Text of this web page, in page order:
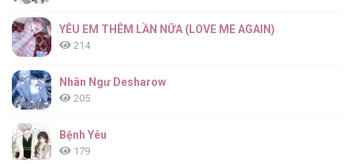
YÊU EM THÊM LẦN NỮA (LOVE ME AGAIN)
214
Nhân Ngư Desharow
205
Bệnh Yêu
179